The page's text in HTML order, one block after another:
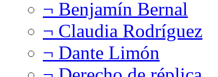
¬ Benjamín Bernal
¬ Claudia Rodríguez
¬ Dante Limón